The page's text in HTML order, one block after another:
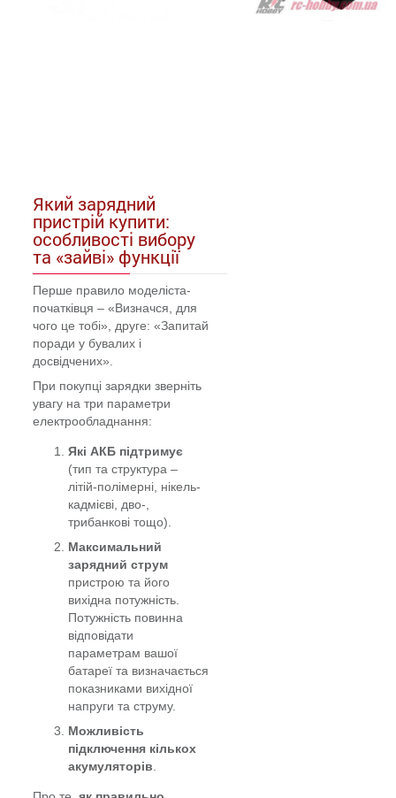
Який зарядний
пристрій купити:
особливості вибору
та «зайві» функції
Перше правило моделіста-
початківця – «Визначся, для
чого це тобі», друге: «Запитай
поради у бувалих і
досвідчених».
При покупці зарядки зверніть
увагу на три параметри
електрообладнання:
Які АКБ підтримує
(тип та структура –
літій-полімерні, нікель-
кадмієві, дво-,
трибанкові тощо).
Максимальний
зарядний струм
пристрою та його
вихідна потужність.
Потужність повинна
відповідати
параметрам вашої
батареї та визначається
показниками вихідної
напруги та струму.
Можливість
підключення кількох
акумуляторів.